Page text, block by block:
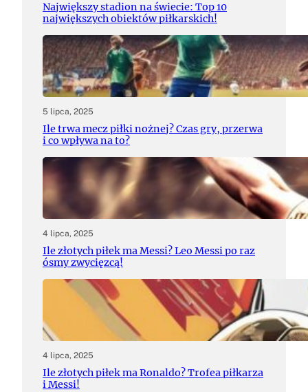
Największy stadion na świecie: Top 10
największych obiektów piłkarskich!
5 lipca, 2025
Ile trwa mecz piłki nożnej? Czas gry, przerwa
i co wpływa na to?
4 lipca, 2025
Ile złotych piłek ma Messi? Leo Messi po raz
ósmy zwycięzcą!
4 lipca, 2025
Ile złotych piłek ma Ronaldo? Trofea piłkarza
i Messi!